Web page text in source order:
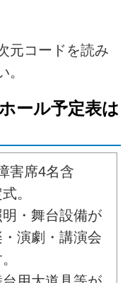
元コードを読み
ホール予定表は
害席4名含
。
・舞台設備が
演劇・講演会